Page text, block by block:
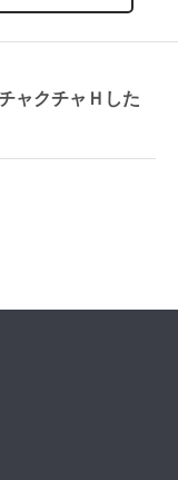
ャクチャＨした